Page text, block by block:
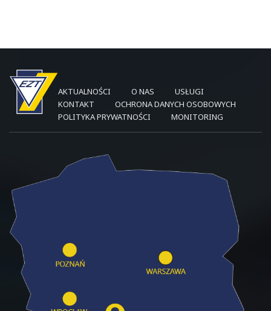
AKTUALNOŚCI O NAS
USŁUGI
KONTAKT
OCHRONA DANYCH OSOBOWYCH
POLITYKA PRYWATNOŚCI
MONITORING